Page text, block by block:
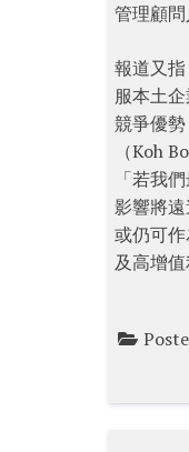
管理顧
報道又
服本土
競爭優
（Koh
「若我
影響將
或仍可
及高增值